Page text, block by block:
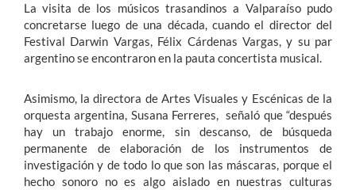
La visita de los músicos trasandinos a Valparaíso pudo
concretarse luego de una década, cuando el director del
Festival Darwin Vargas, Félix Cárdenas Vargas, y su par
argentino se encontraron en la pauta concertista musical.
Asimismo, la directora de Artes Visuales y Escénicas de la
orquesta argentina, Susana Ferreres, señaló que “después
hay un trabajo enorme, sin descanso, de búsqueda
permanente de elaboración de los instrumentos de
investigación y de todo lo que son las máscaras, porque el
hecho sonoro no es algo aislado en nuestras culturas